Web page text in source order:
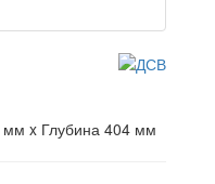
x Глубина 404 мм